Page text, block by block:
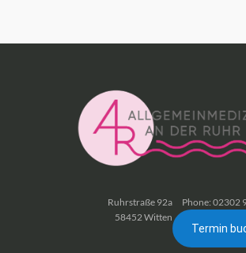
Termin
Phone: 02302
Ruhrstraße 92a
58452 Witten